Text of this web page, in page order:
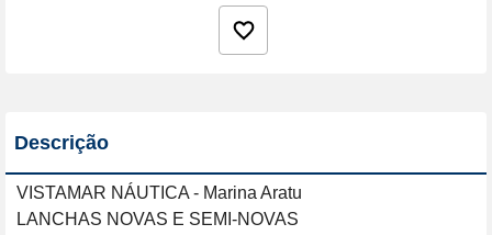
Descrição
VISTAMAR NÁUTICA - Marina Aratu
LANCHAS NOVAS E SEMI-NOVAS